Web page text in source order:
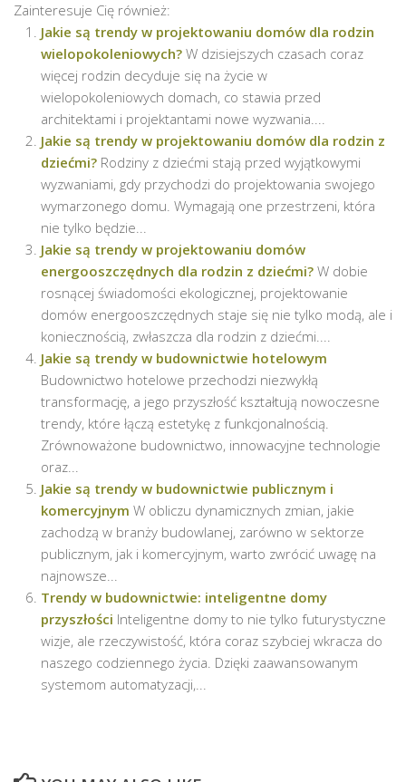
Zainteresuje Cię również:
Jakie są trendy w projektowaniu domów dla rodzin
wielopokoleniowych? W dzisiejszych czasach coraz
więcej rodzin decyduje się na życie w
wielopokoleniowych domach, co stawia przed
architektami i projektantami nowe wyzwania....
Jakie są trendy w projektowaniu domów dla rodzin z
dziećmi? Rodziny z dziećmi stają przed wyjątkowymi
wyzwaniami, gdy przychodzi do projektowania swojego
wymarzonego domu. Wymagają one przestrzeni, która
nie tylko będzie...
Jakie są trendy w projektowaniu domów
energooszczędnych dla rodzin z dziećmi? W dobie
rosnącej świadomości ekologicznej, projektowanie
domów energooszczędnych staje się nie tylko modą, ale i
koniecznością, zwłaszcza dla rodzin z dziećmi....
Jakie są trendy w budownictwie hotelowym
Budownictwo hotelowe przechodzi niezwykłą
transformację, a jego przyszłość kształtują nowoczesne
trendy, które łączą estetykę z funkcjonalnością.
Zrównoważone budownictwo, innowacyjne technologie
oraz...
Jakie są trendy w budownictwie publicznym i
komercyjnym W obliczu dynamicznych zmian, jakie
zachodzą w branży budowlanej, zarówno w sektorze
publicznym, jak i komercyjnym, warto zwrócić uwagę na
najnowsze...
Trendy w budownictwie: inteligentne domy
przyszłości Inteligentne domy to nie tylko futurystyczne
wizje, ale rzeczywistość, która coraz szybciej wkracza do
naszego codziennego życia. Dzięki zaawansowanym
systemom automatyzacji,...